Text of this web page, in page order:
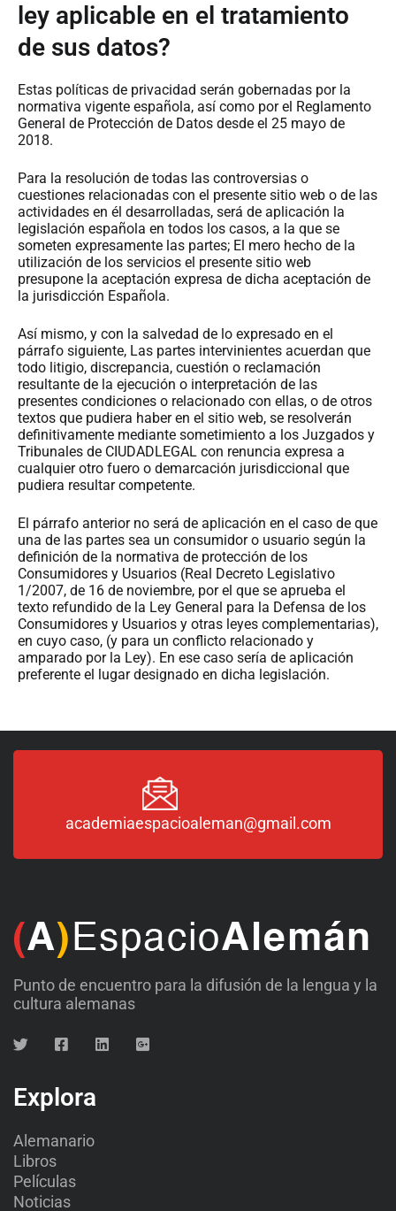
ley aplicable en el tratamiento
de sus datos?
Estas políticas de privacidad serán gobernadas por la
normativa vigente española, así como por el Reglamento
General de Protección de Datos desde el 25 mayo de
2018.
Para la resolución de todas las controversias o
cuestiones relacionadas con el presente sitio web o de las
actividades en él desarrolladas, será de aplicación la
legislación española en todos los casos, a la que se
someten expresamente las partes; El mero hecho de la
utilización de los servicios el presente sitio web
presupone la aceptación expresa de dicha aceptación de
la jurisdicción Española.
Así mismo, y con la salvedad de lo expresado en el
párrafo siguiente, Las partes intervinientes acuerdan que
todo litigio, discrepancia, cuestión o reclamación
resultante de la ejecución o interpretación de las
presentes condiciones o relacionado con ellas, o de otros
textos que pudiera haber en el sitio web, se resolverán
definitivamente mediante sometimiento a los Juzgados y
Tribunales de CIUDADLEGAL con renuncia expresa a
cualquier otro fuero o demarcación jurisdiccional que
pudiera resultar competente.
El párrafo anterior no será de aplicación en el caso de que
una de las partes sea un consumidor o usuario según la
definición de la normativa de protección de los
Consumidores y Usuarios (Real Decreto Legislativo
1/2007, de 16 de noviembre, por el que se aprueba el
texto refundido de la Ley General para la Defensa de los
Consumidores y Usuarios y otras leyes complementarias),
en cuyo caso, (y para un conflicto relacionado y
amparado por la Ley). En ese caso sería de aplicación
preferente el lugar designado en dicha legislación.
academiaespacioaleman@gmail.com
Punto de encuentro para la difusión de la lengua y la
cultura alemanas
Explora
Alemanario
Libros
Películas
Noticias